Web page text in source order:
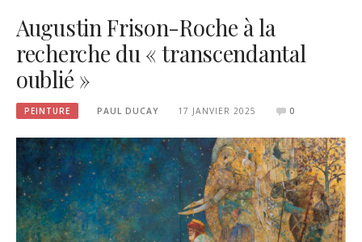
Augustin Frison-Roche à la
recherche du « transcendantal
oublié »
PEINTURE PAUL DUCAY 17 JANVIER 2025 0